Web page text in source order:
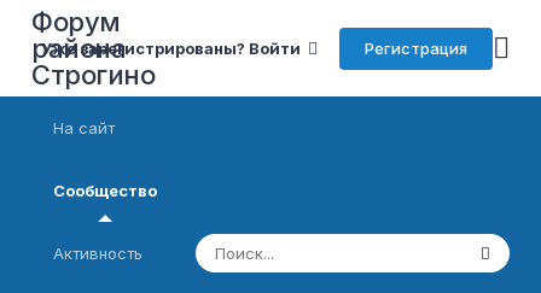
Форум
района
Строгино
Уже зарегистрированы? Войти Регистрация
На сайт
Сообщество
Активность